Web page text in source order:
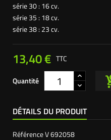
série 30 : 16 cv.
série 35 : 18 cv.
série 38 : 23 cv.
13,40 € TTC
Quantité
DÉTAILS DU PRODUIT
RéférenceV 692058